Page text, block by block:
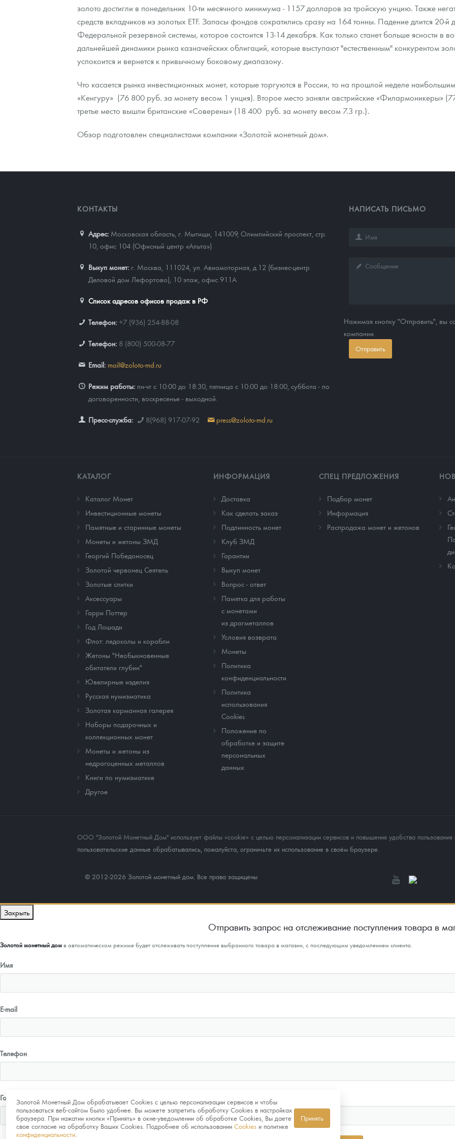
Золотой червонец Сеятель
Золотые слитки
Аксессуары
Гарри Поттер
Год Лошади
Флот: ледоколы и корабли
Наборы подарочных и коллекционных монет
Монеты и жетоны из недрагоценных металлов
Выкуп монет
Выкуп серебряных монет
Вопрос - ответ
Памятка для работы с монетами из драгметаллов
Условия возврата
Монеты
Политика конфиденциальности
Распродажа монет и жетонов
Итоги 2025 года. Прогноз курсов золота, серебра, платины на 2026 год
Cтатьи
Георгий Победоносец - динамика цен
Курс золота и серебра
Лом выкуп
Скупка слитков
Контакты
Наши преимущества
Письмо директору
Пресс-служба
золото достигли в понедельник 10-ти месячного минимума - 1157 долларов за тройскую унцию. Также
средств вкладчиков из золотых ETF. Запасы фондов сократились сразу на 164 тонны. Падение длится 20-
Федеральной резервной системы, которое состоится 13-14 декабря. Как только станет больше ясности в
дальнейшей динамики рынка казначейских облигаций, которые выступают "естественным" конкурентом
успокоится и вернется к привычному боковому диапазону.
Что касается рынка инвестиционных монет, которые торгуются в России, то на прошлой неделе
«Кенгуру» (76 800 руб. за монету весом 1 унция). Второе место заняли австрийские «Филармоникеры»
третье место вышли британские «Соверены» (18 400 руб. за монету весом 7.3 гр.).
Обзор подготовлен специалистами компании «Золотой монетный дом».
КОНТАКТЫ
Адрес: Московская область, г. Мытищи, 141009, Олимпийский проспект, стр.
10, офис 104 (Офисный центр «Альта»)
Выкуп монет: г. Москва, 111024, ул. Авиамоторная, д.12 (бизнес-центр
Деловой дом Лефортово), 10 этаж, офис 911А
Список адресов офисов продаж в РФ
Телефон: +7 (936) 254-88-08
Телефон: 8 (800) 500-08-77
Email: mail@zoloto-md.ru
Режим работы: пн-чт с 10:00 до 18:30, пятница с 10:00 до 18:00, суббота - по
договоренности, воскресенье - выходной.
Пресс-служба: 8(968) 917-07-92 press@zoloto-md.ru
НАПИСАТЬ ПИСЬМО
Нажимая кнопку "Отправить", вы
компании.
Отправить
КАТАЛОГ
Каталог Монет
Инвестиционные монеты
Памятные и старинные монеты
Монеты и жетоны ЗМД
Георгий Победоносец
Золотой червонец Сеятель
Золотые слитки
Аксессуары
Гарри Поттер
Год Лошади
Флот: ледоколы и корабли
Жетоны "Необыкновенные
обитатели глубин"
Ювелирные изделия
Русская нумизматика
Золотая карманная галерея
Наборы подарочных и
коллекционных монет
Монеты и жетоны из
недрагоценных металлов
Книги по нумизматике
Другое
ИНФОРМАЦИЯ
Доставка
Как сделать заказ
Подлинность монет
Клуб ЗМД
Гарантии
Выкуп монет
Вопрос - ответ
Памятка для работы
с монетами
из драгметаллов
Условия возврата
Монеты
Политика
конфиденциальности
Политика
использования
Cookies
Положение по
обработке и защите
персональных
данных
СПЕЦ ПРЕДЛОЖЕНИЯ
Подбор монет
Информация
Распродажа монет и жетонов
ООО "Золотой Монетный Дом" использует файлы «cookie» с целью персонализации сервисов и повышения удобства пользования
пользовательские данные обрабатывались, пожалуйста, ограничьте их использование в своём браузере.
© 2012-2026 Золотой монетный дом. Все права защищены
Золотой Монетный Дом обрабатывает Cookies с целью персонализации сервисов и чтобы
пользоваться веб-сайтом было удобнее. Вы можете запретить обработку Cookies в настройках
браузера. При нажатии кнопки «Принять» в окне-уведомлении об обработке Cookies, Вы даете
свое согласие на обработку Ваших Cookies. Подробнее об использовании Cookies и политике
конфиденциальности
Принять
Закрыть
Отправить запрос на отслеживание поступления товара в
Золотой монетный домв автоматическом режиме будет отслеживать поступление выбранного товара в магазин, с последующим уведомлением клиента.
Имя
E-mail
Телефон
Город